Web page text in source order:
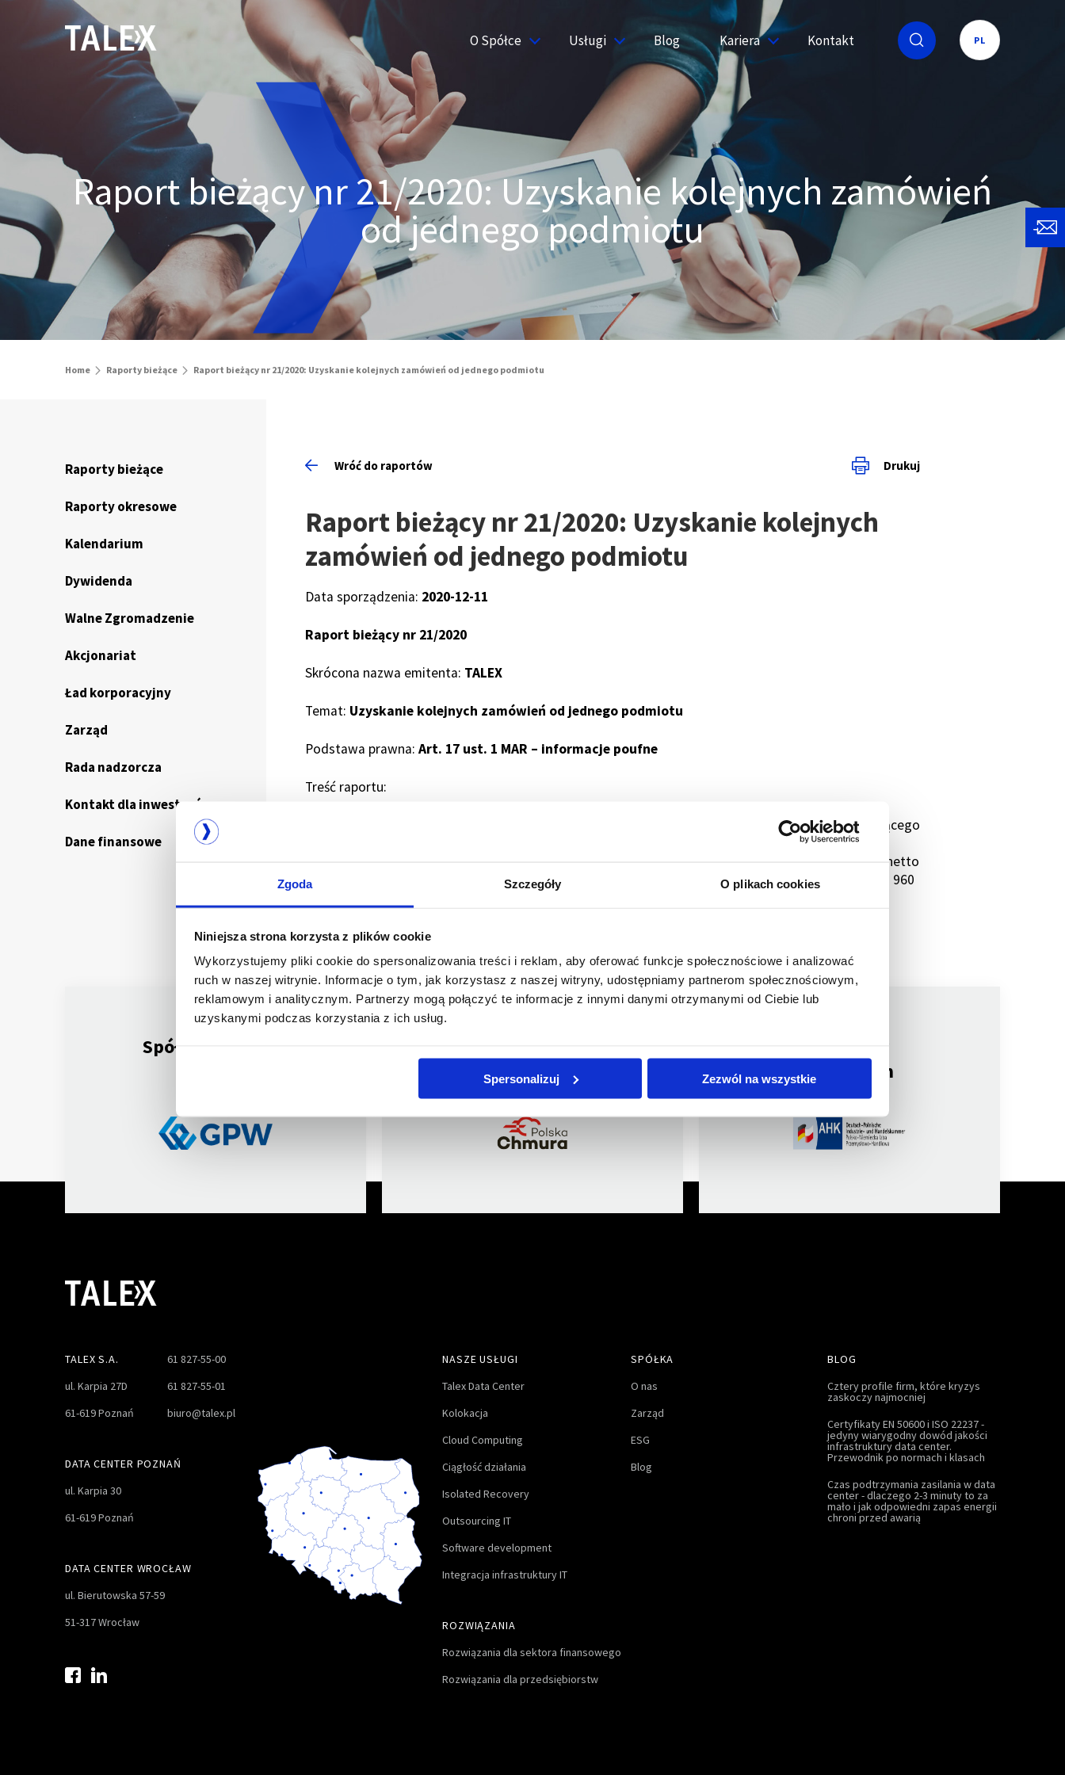
Zgoda Szczegóły O plikach cookies
Niniejsza strona korzysta z plików cookie
Wykorzystujemy pliki cookie do spersonalizowania treści i reklam, aby oferować funkcje społecznościowe i analizować
ruch w naszej witrynie. Informacje o tym, jak korzystasz z naszej witryny, udostępniamy partnerom społecznościowym,
reklamowym i analitycznym. Partnerzy mogą połączyć te informacje z innymi danymi otrzymanymi od Ciebie lub
uzyskanymi podczas korzystania z ich usług.
Spersonalizuj Zezwól na wszystkie
O Spółce Usługi Blog Kariera Kontakt PL
Raport bieżący nr 21/2020: Uzyskanie kolejnych zamówień
od jednego podmiotu
Home Raporty bieżące Raport bieżący nr 21/2020: Uzyskanie kolejnych zamówień od jednego podmiotu
Raporty bieżące
Raporty okresowe
Kalendarium
Dywidenda
Walne Zgromadzenie
Akcjonariat
Ład korporacyjny
Zarząd
Rada nadzorcza
Kontakt dla inwestorów
Dane finansowe
Wróć do raportów Drukuj
Raport bieżący nr 21/2020: Uzyskanie kolejnych
zamówień od jednego podmiotu
Data sporządzenia: 2020-12-11
Raport bieżący nr 21/2020
Skrócona nazwa emitenta: TALEX
Temat: Uzyskanie kolejnych zamówień od jednego podmiotu
Podstawa prawna: Art. 17 ust. 1 MAR – informacje poufne
Treść raportu:
Zarząd Talex S.A. informuje, że w okresie od dnia 26 października 2020 roku (publikacja raportu bieżącego
nr 18/2020) do dnia publikacji niniejszego raportu, Spółka uzyskała szereg kolejnych zamówień od
Santander Bank Polska S.A. z siedzibą w Warszawie. Łączna wartość uzyskanych zamówień wynosi netto
5,53 mln PLN. Największym z tych zamówień jest zamówienie z grudnia 2020 roku, o wartości netto 960
Spółka notowana
członkiem
członkiem
TALEX S.A.
ul. Karpia 27D
61-619 Poznań
61 827-55-00
61 827-55-01
biuro@talex.pl
DATA CENTER POZNAŃ
ul. Karpia 30
61-619 Poznań
DATA CENTER WROCŁAW
ul. Bierutowska 57-59
51-317 Wrocław
NASZE USŁUGI
Talex Data Center
Kolokacja
Cloud Computing
Ciągłość działania
Isolated Recovery
Outsourcing IT
Software development
Integracja infrastruktury IT
ROZWIĄZANIA
Rozwiązania dla sektora finansowego
Rozwiązania dla przedsiębiorstw
SPÓŁKA
O nas
Zarząd
ESG
Blog
BLOG
Cztery profile firm, które kryzys
zaskoczy najmocniej
Certyfikaty EN 50600 i ISO 22237 -
jedyny wiarygodny dowód jakości
infrastruktury data center.
Przewodnik po normach i klasach
Czas podtrzymania zasilania w data
center - dlaczego 2-3 minuty to za
mało i jak odpowiedni zapas energii
chroni przed awarią